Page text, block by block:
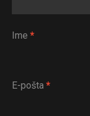
Ime *
E-pošta *